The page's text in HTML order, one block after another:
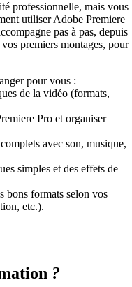
professionnelle, mais vous
utiliser Adobe Premiere
pas à pas, depuis
premiers montages, pour
pour vous :
de la vidéo (formats,
Pro et organiser
avec son, musique,
simples et des effets de
bons formats selon vos
etc.).
?